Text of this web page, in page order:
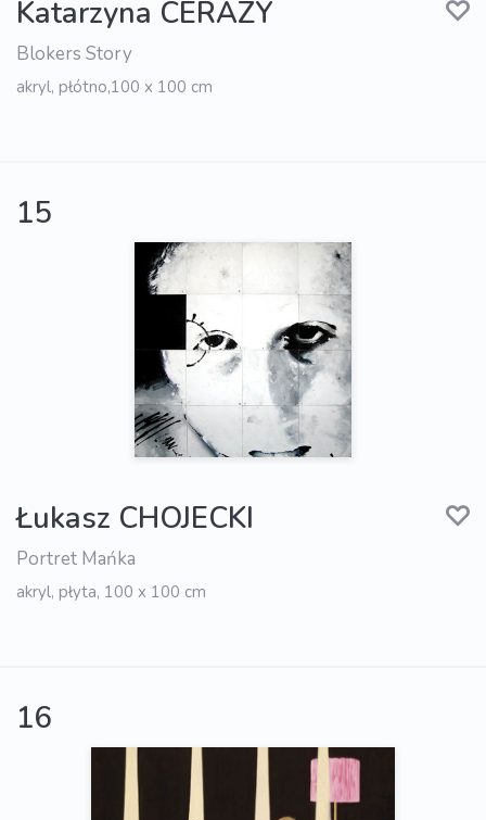
Katarzyna CERAZY
Blokers Story
akryl, płótno,100 x 100 cm
15
Łukasz CHOJECKI
Portret Mańka
akryl, płyta, 100 x 100 cm
16